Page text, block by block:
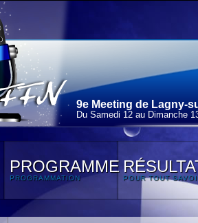
9e Meeting de Lagny-
Du Samedi 12 au Dimanche
PROGRAMME
PROGRAMMATION POUR TOUT